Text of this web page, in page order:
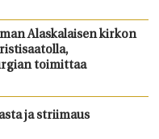
Alaskalaisen kirkon
toimittaa
ja striimaus